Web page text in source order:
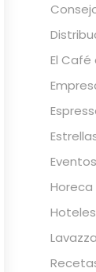
El
Eventos
Horeca
Hoteles
Lavazza